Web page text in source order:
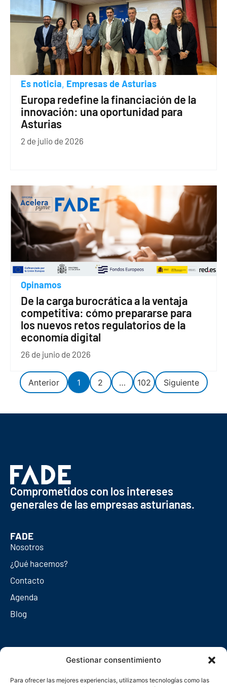
Gestionar consentimiento
Para ofrecer las mejores experiencias, utilizamos tecnologías como las
Es noticia, Empresas de Asturias
Europa redefine la financiación de la
innovación: una oportunidad para
Asturias
2 de julio de 2026
Opinamos
De la carga burocrática a la ventaja
competitiva: cómo prepararse para
los nuevos retos regulatorios de la
economía digital
26 de junio de 2026
Anterior 1 2 … 102 Siguiente
Comprometidos con los intereses
generales de las empresas asturianas.
FADE
Nosotros
¿Qué hacemos?
Contacto
Agenda
Blog
Redes sociales